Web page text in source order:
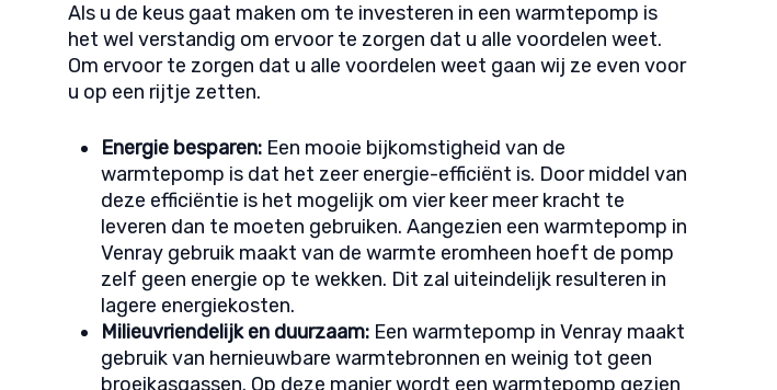
Als u de keus gaat maken om te investeren in een warmtepomp is
het wel verstandig om ervoor te zorgen dat u alle voordelen weet.
Om ervoor te zorgen dat u alle voordelen weet gaan wij ze even voor
u op een rijtje zetten.
Energie besparen: Een mooie bijkomstigheid van de
warmtepomp is dat het zeer energie-efficiënt is. Door middel van
deze efficiëntie is het mogelijk om vier keer meer kracht te
leveren dan te moeten gebruiken. Aangezien een warmtepomp in
Venray gebruik maakt van de warmte eromheen hoeft de pomp
zelf geen energie op te wekken. Dit zal uiteindelijk resulteren in
lagere energiekosten.
Milieuvriendelijk en duurzaam: Een warmtepomp in Venray maakt
gebruik van hernieuwbare warmtebronnen en weinig tot geen
broeikasgassen. Op deze manier wordt een warmtepomp gezien